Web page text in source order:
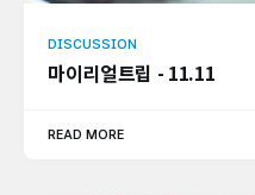
DISCUSSION
마이리얼트립 - 11.11
READ MORE